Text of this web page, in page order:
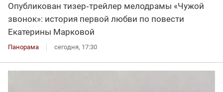
Опубликован тизер‑трейлер мелодрамы «Чужой
звонок»: история первой любви по повести
Екатерины Марковой
Панорама сегодня, 17:30